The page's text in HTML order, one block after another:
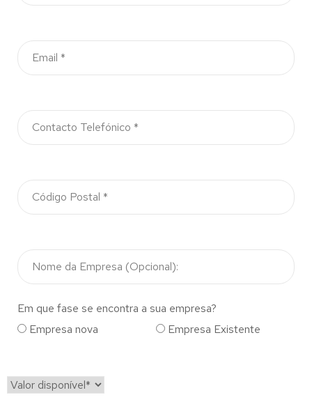
Em que fase se encontra a sua empresa?
Empresa nova
Empresa Existente